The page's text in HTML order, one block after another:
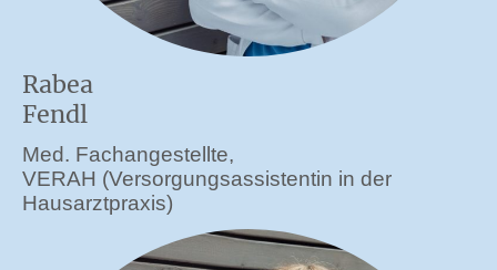
Rabea
Fendl
Med. Fachangestellte,
VERAH (Versorgungsassistentin in der
Hausarztpraxis)